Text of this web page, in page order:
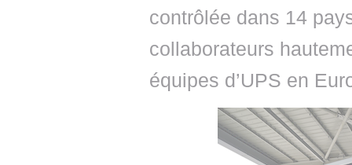
contrôlée dans 14
collaborateurs
équipes d’UPS en